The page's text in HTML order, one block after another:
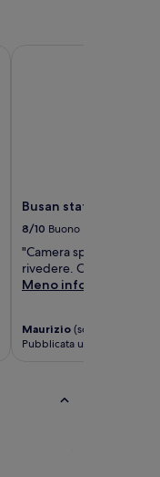
Busan station city
8/10 Buono
"Camera spaziosa e
rivedere. Colazione con
Meno informazioni
Maurizio(soggiorno di 3
Pubblicata un anno fa